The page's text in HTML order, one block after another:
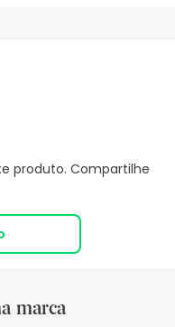
produto. Compartilhe
marca